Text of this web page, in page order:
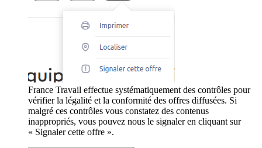
France Travail effectue systématiquement des contrôles pour
vérifier la légalité et la conformité des offres diffusées. Si
malgré ces contrôles vous constatez des contenus
inappropriés, vous pouvez nous le signaler en cliquant sur
« Signaler cette offre ».